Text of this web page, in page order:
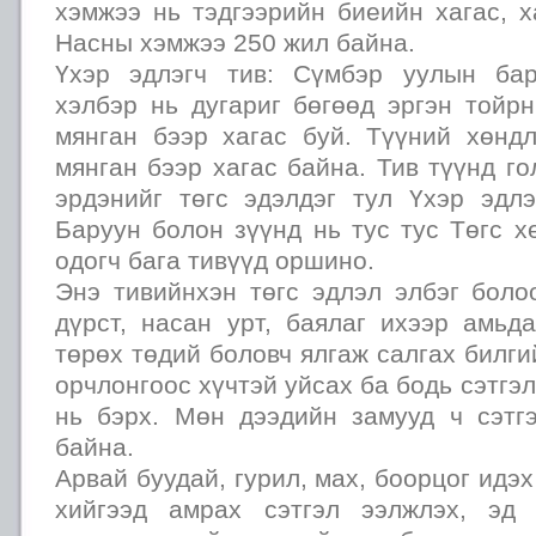
хэмжээ нь тэдгээрийн биеийн хагас,
Насны хэмжээ 250 жил байна.
Үхэр эдлэгч тив: Сүмбэр уулын
хэлбэр нь дугариг бөгөөд эргэн
мянган бээр хагас буй. Түүний
мянган бээр хагас байна. Тив түүнд
эрдэнийг төгс эдэлдэг тул Үхэр
Баруун болон зүүнд нь тус тус Төгс
одогч бага тивүүд оршино.
Энэ тивийнхэн төгс эдлэл элбэг
дүрст, насан урт, баялаг ихээр
төрөх төдий боловч ялгаж салгах
орчлонгоос хүчтэй уйсах ба бодь
нь бэрх. Мөн дээдийн замууд ч
байна.
Арвай буудай, гурил, мах, боорцог
хийгээд амрах сэтгэл ээлжлэх, эд